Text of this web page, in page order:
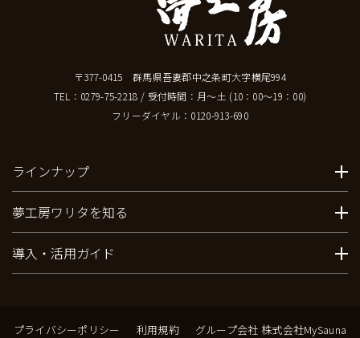
〒377-0415 群馬県吾妻郡中之条町大字横尾994
TEL： 0279-75-2218 / 受付時間：月～土 (10：00～19：00)
フリーダイヤル： 0120-913-690
ラインナップ
夢工房ワリタを知る
導入・活用ガイド
プライバシーポリシー 利用規約 グループ会社 株式会社MySauna